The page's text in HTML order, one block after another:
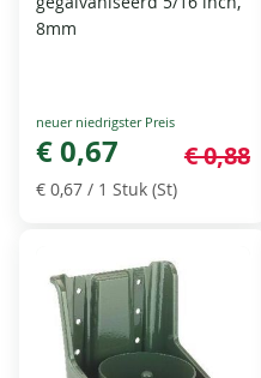
8mm
Special
Price
€ 0,67 € 0,88
€ 0,67 / 1 Stuk (St)